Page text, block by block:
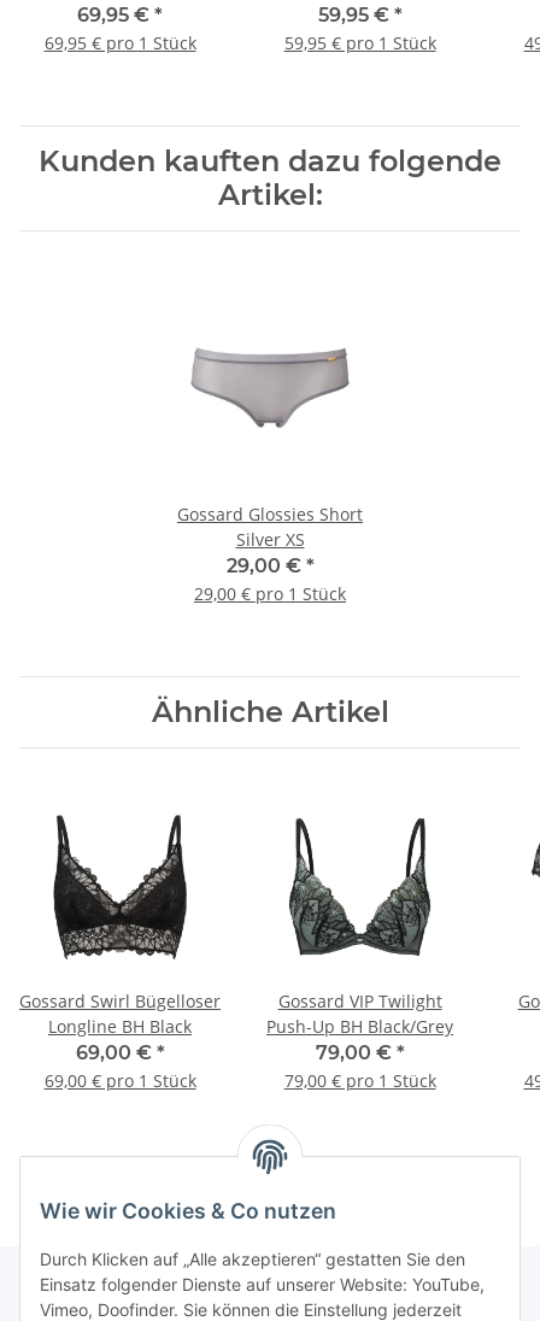
Wie wir Cookies & Co nutzen
Durch Klicken auf „Alle akzeptieren“ gestatten Sie den
Einsatz folgender Dienste auf unserer Website: YouTube,
Vimeo, Doofinder. Sie können die Einstellung jederzeit
69,95 € *
69,95 € pro 1 Stück
59,95 € *
59,95 € pro 1 Stück
Kunden kauften dazu folgende
Artikel:
Gossard Glossies Short
Silver XS
29,00 € *
29,00 € pro 1 Stück
Ähnliche Artikel
Gossard Swirl Bügelloser
Longline BH Black
69,00 € *
69,00 € pro 1 Stück
Gossard VIP Twilight
Push-Up BH Black/Grey
79,00 € *
79,00 € pro 1 Stück